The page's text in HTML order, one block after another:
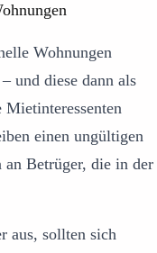
Wohnungen
und diese dann als
einen ungültigen
Betrüger, die in der
aus, sollten sich